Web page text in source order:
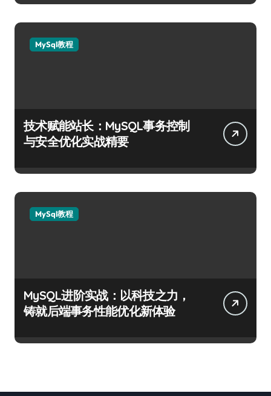
MySql教程
技术赋能站长：MySQL事务控制
与安全优化实战精要
MySql教程
MySQL进阶实战：以科技之力，
铸就后端事务性能优化新体验